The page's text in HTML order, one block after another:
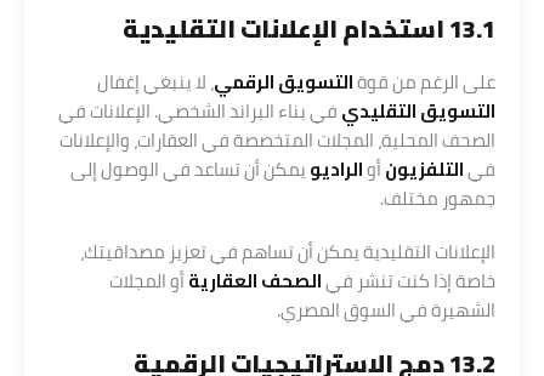
13.1 استخدام الإعلانات التقليدية
على الرغم من قوةالتسويق الرقمي، لا ينبغي إغفال
التسويق التقليديفي بناء البراند الشخصي. الإعلانات في
الصحف المحلية، المجلات المتخصصة في العقارات، والإعلانات
فيالتلفزيونأوالراديويمكن أن تساعد في الوصول إلى
جمهور مختلف.
الإعلانات التقليدية يمكن أن تساهم في تعزيز مصداقيتك،
خاصة إذا كنت تنشر فيالصحف العقاريةأو المجلات
الشهيرة في السوق المصري.
13.2 دمج الاستراتيجيات الرقمية